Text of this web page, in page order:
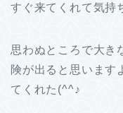
すぐ来てくれて気持
思わぬところで大き
険が出ると思います
てくれた(^^♪